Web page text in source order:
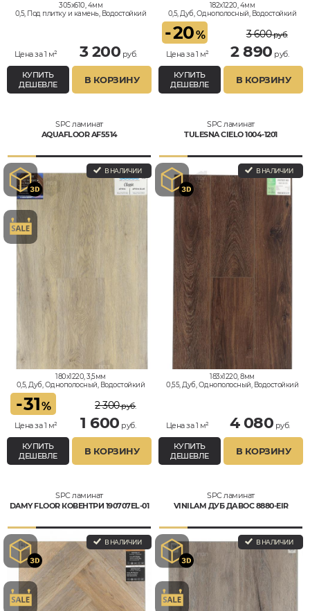
305x610, 4мм
0,5, Под плитку и камень, Водостойкий
Цена за 1 м² 3 200 руб.
КУПИТЬ
ДЕШЕВЛЕ
В КОРЗИНУ
182x1220, 4мм
0,5, Дуб, Однополосный, Водостойкий
-20%
Цена за 1 м²
3 600руб.
2 890 руб.
КУПИТЬ
ДЕШЕВЛЕ
В КОРЗИНУ
SPC ламинат
AQUAFLOOR AF5514
В НАЛИЧИИ
180x1220, 3,5мм
0,5, Дуб, Однополосный, Водостойкий
-31%
Цена за 1 м²
2 300руб.
1 600 руб.
КУПИТЬ
ДЕШЕВЛЕ
В КОРЗИНУ
SPC ламинат
TULESNA CIELO 1004-1201
В НАЛИЧИИ
183x1220, 8мм
0,55, Дуб, Однополосный, Водостойкий
Цена за 1 м² 4 080 руб.
КУПИТЬ
ДЕШЕВЛЕ
В КОРЗИНУ
SPC ламинат
DAMY FLOOR КОВЕНТРИ 190707EL-01
В НАЛИЧИИ
SPC ламинат
VINILAM ДУБ ДАВОС 8880-EIR
В НАЛИЧИИ